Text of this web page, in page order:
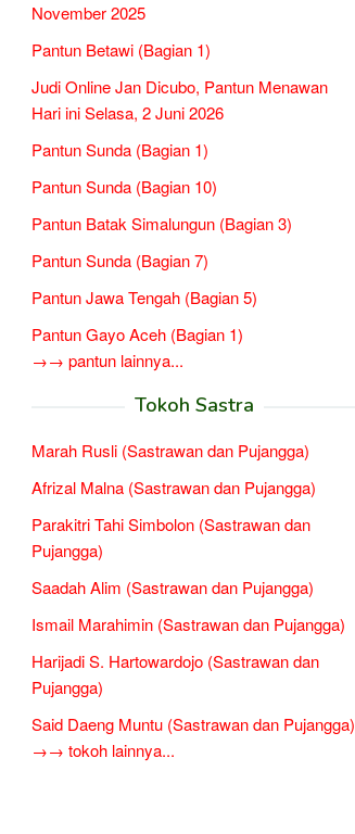
November 2025
Pantun Betawi (Bagian 1)
Judi Online Jan Dicubo, Pantun Menawan
Hari ini Selasa, 2 Juni 2026
Pantun Sunda (Bagian 1)
Pantun Sunda (Bagian 10)
Pantun Batak Simalungun (Bagian 3)
Pantun Sunda (Bagian 7)
Pantun Jawa Tengah (Bagian 5)
Pantun Gayo Aceh (Bagian 1)
→→ pantun lainnya...
Tokoh Sastra
Marah Rusli (Sastrawan dan Pujangga)
Afrizal Malna (Sastrawan dan Pujangga)
Parakitri Tahi Simbolon (Sastrawan dan
Pujangga)
Saadah Alim (Sastrawan dan Pujangga)
Ismail Marahimin (Sastrawan dan Pujangga)
Harijadi S. Hartowardojo (Sastrawan dan
Pujangga)
Said Daeng Muntu (Sastrawan dan Pujangga)
→→ tokoh lainnya...